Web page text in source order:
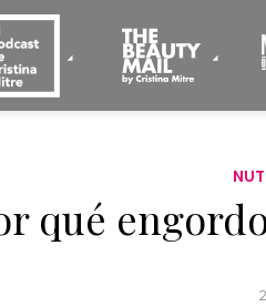
qué